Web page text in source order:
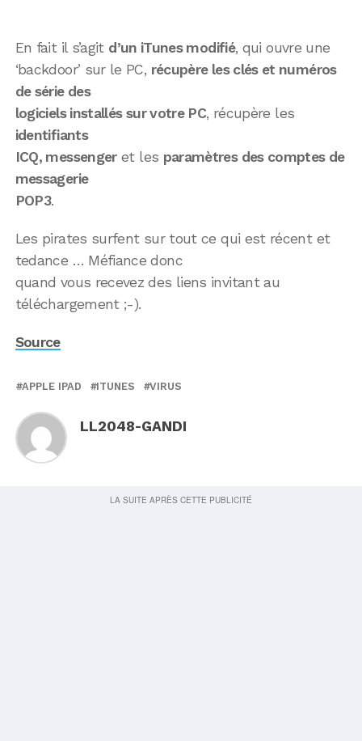
En fait il s’agit d’un iTunes modifié, qui ouvre une
‘backdoor’ sur le PC, récupère les clés et numéros
de série des
logiciels installés sur votre PC, récupère les
identifiants
ICQ, messengeret les paramètres des comptes de
messagerie
POP3.
Les pirates surfent sur tout ce qui est récent et
tedance … Méfiance donc
quand vous recevez des liens invitant au
téléchargement ;-).
Source
APPLE IPAD ITUNES VIRUS
LL2048-GANDI